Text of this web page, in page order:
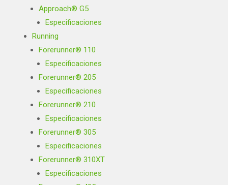
Approach® G5
Especificaciones
Running
Forerunner® 110
Especificaciones
Forerunner® 205
Especificaciones
Forerunner® 210
Especificaciones
Forerunner® 305
Especificaciones
Forerunner® 310XT
Especificaciones